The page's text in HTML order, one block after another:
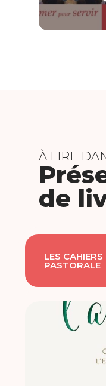
À LIRE
de
LES CAHIERS
PASTORALE